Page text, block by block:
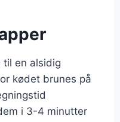
til en alsidig
kødet brunes på
i 3-4 minutter